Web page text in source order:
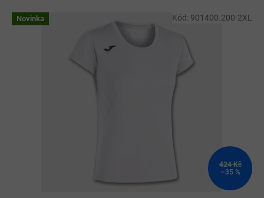
V Novinka
424 Kč
–35 %
Kód: 901400.200-2XL